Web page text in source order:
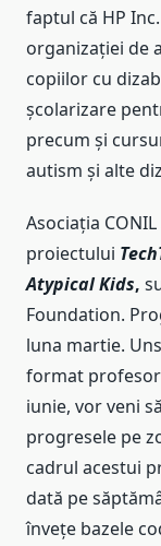
faptul că HP
organizației de
copiilor cu
școlarizare
precum și
autism și alte
Asociația
proiectului
Atypical Kids,
Foundation.
luna martie.
format
iunie, vor veni
progresele pe
cadrul acestui
dată pe
învețe bazele